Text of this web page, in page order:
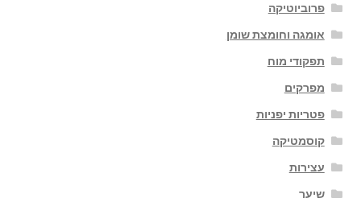
פרוביוטיקה
אומגה וחומצת שומן
תפקודי מוח
מפרקים
פטריות יפניות
קוסמטיקה
עצירות
שיער